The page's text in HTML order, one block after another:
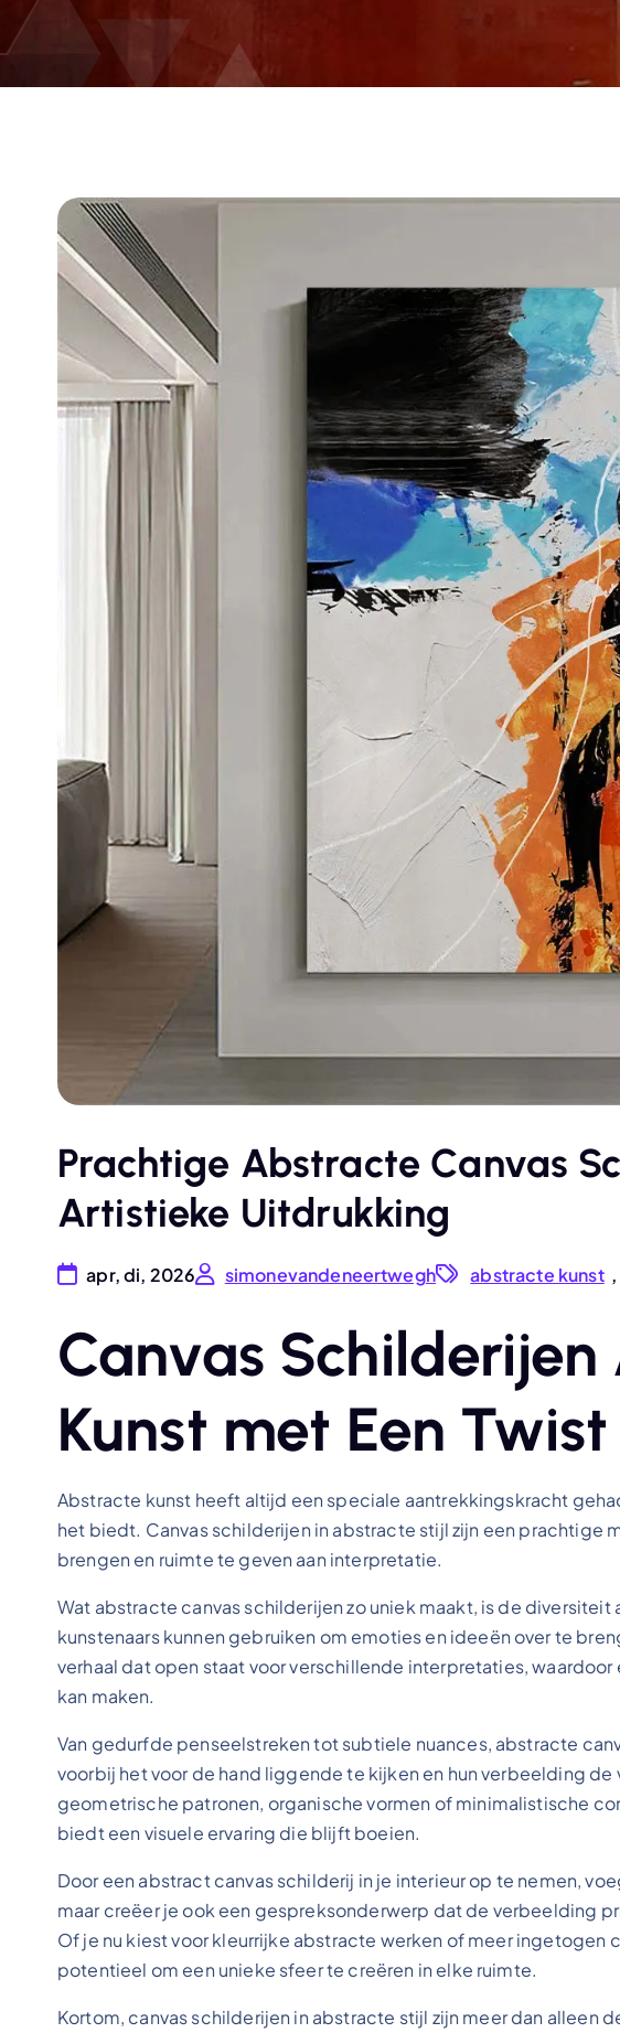
Prachtige Abstracte Canvas
Artistieke Uitdrukking
apr, di, 2026 simonevandeneertwegh abstracte kunst ,
Canvas
Kunst met Een Twist
Abstracte kunst heeft altijd een speciale aantrekkingskracht
het biedt. Canvas schilderijen in abstracte stijl zijn een prachtige
brengen en ruimte te geven aan interpretatie.
Wat abstracte canvas schilderijen zo uniek maakt, is de diversiteit
kunstenaars kunnen gebruiken om emoties en ideeën over te
verhaal dat open staat voor verschillende interpretaties,
kan maken.
Van gedurfde penseelstreken tot subtiele nuances, abstracte
voorbij het voor de hand liggende te kijken en hun verbeelding de
geometrische patronen, organische vormen of minimalistische
biedt een visuele ervaring die blijft boeien.
Door een abstract canvas schilderij in je interieur op te nemen,
maar creëer je ook een gespreksonderwerp dat de verbeelding
Of je nu kiest voor kleurrijke abstracte werken of meer ingetogen
potentieel om een unieke sfeer te creëren in elke ruimte.
Kortom, canvas schilderijen in abstracte stijl zijn meer dan alleen